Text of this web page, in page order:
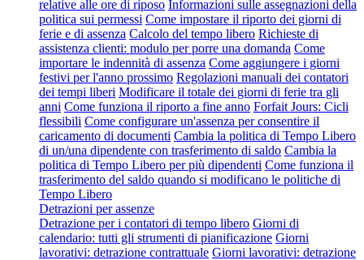
relative alle ore di riposo Informazioni sulle assegnazioni della
politica sui permessi Come impostare il riporto dei giorni di
ferie e di assenza Calcolo del tempo libero Richieste di
assistenza clienti: modulo per porre una domanda Come
importare le indennità di assenza Come aggiungere i giorni
festivi per l'anno prossimo Regolazioni manuali dei contatori
dei tempi liberi Modificare il totale dei giorni di ferie tra gli
anni Come funziona il riporto a fine anno Forfait Jours: Cicli
flessibili Come configurare un'assenza per consentire il
caricamento di documenti Cambia la politica di Tempo Libero
di un/una dipendente con trasferimento di saldo Cambia la
politica di Tempo Libero per più dipendenti Come funziona il
trasferimento del saldo quando si modificano le politiche di
Tempo Libero
Detrazioni per assenze
Detrazione per i contatori di tempo libero Giorni di
calendario: tutti gli strumenti di pianificazione Giorni
lavorativi: detrazione contrattuale Giorni lavorativi: detrazione